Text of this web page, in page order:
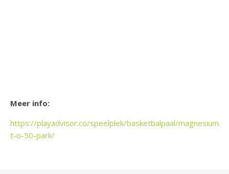
Meer info:
https://playadvisor.co/speelplek/basketbalpaal/
t-o-50-park/